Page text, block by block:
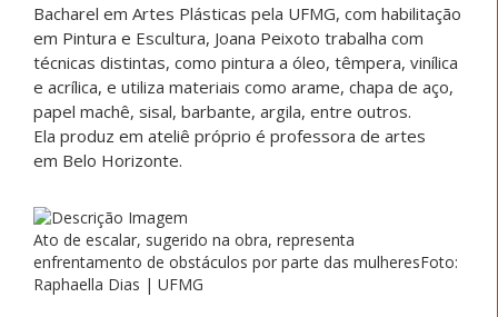
Bacharel em Artes Plásticas pela UFMG, com habilitação
em Pintura e Escultura, Joana Peixoto trabalha com
técnicas distintas, como pintura a óleo, têmpera, vinílica
e acrílica, e utiliza materiais como arame, chapa de aço,
papel machê, sisal, barbante, argila, entre outros.
Ela produz em ateliê próprio é professora de artes
em Belo Horizonte.
Ato de escalar, sugerido na obra, representa
enfrentamento de obstáculos por parte das mulheresFoto:
Raphaella Dias | UFMG